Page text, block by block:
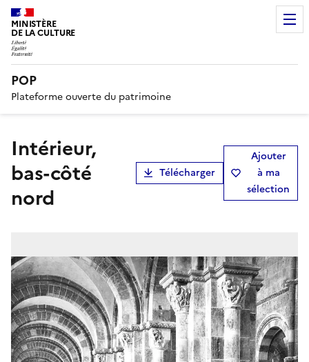
MINISTÈRE
DE LA CULTURE
POP
Plateforme ouverte du patrimoine
Intérieur,
bas-côté
nord
Télécharger
Ajouter
à ma
sélection